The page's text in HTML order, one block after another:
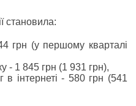
становила:
грн (у першому кварталі
- 1 845 грн (1 931 грн),
в інтернеті - 580 грн (541